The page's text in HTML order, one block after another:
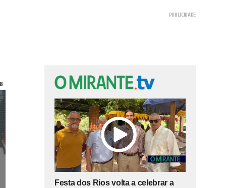
Festa dos Rios volta a celebrar a